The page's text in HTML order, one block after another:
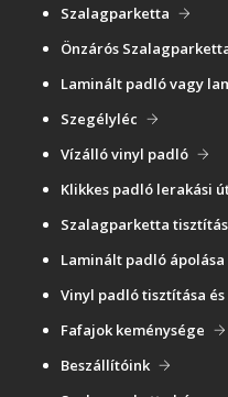
Szalagparketta
Önzárós
Laminált padló vagy
Szegélyléc
Vízálló vinyl padló
Klikkes padló lerakási
Szalagparketta
Laminált padló
Vinyl padló tisztítása
Fafajok keménysége
Beszállítóink